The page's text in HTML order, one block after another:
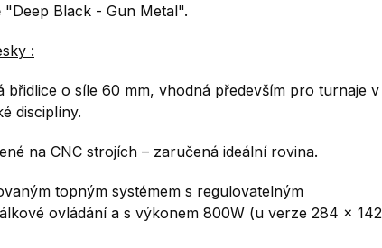
"Deep Black - Gun Metal".
:
břidlice o síle 60 mm, vhodná především pro turnaje v
disciplíny.
na CNC strojích – zaručená ideální rovina.
topným systémem s regulovatelným
ovládání a s výkonem 800W (u verze 284 x 142